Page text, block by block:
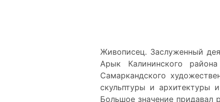
Живописец. Заслуженный
Арык Калининского
Самаркандского
скульптуры и архитектуры
Большое значение придавал